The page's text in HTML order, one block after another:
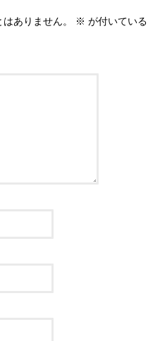
k
ありません。 ※ が付いている